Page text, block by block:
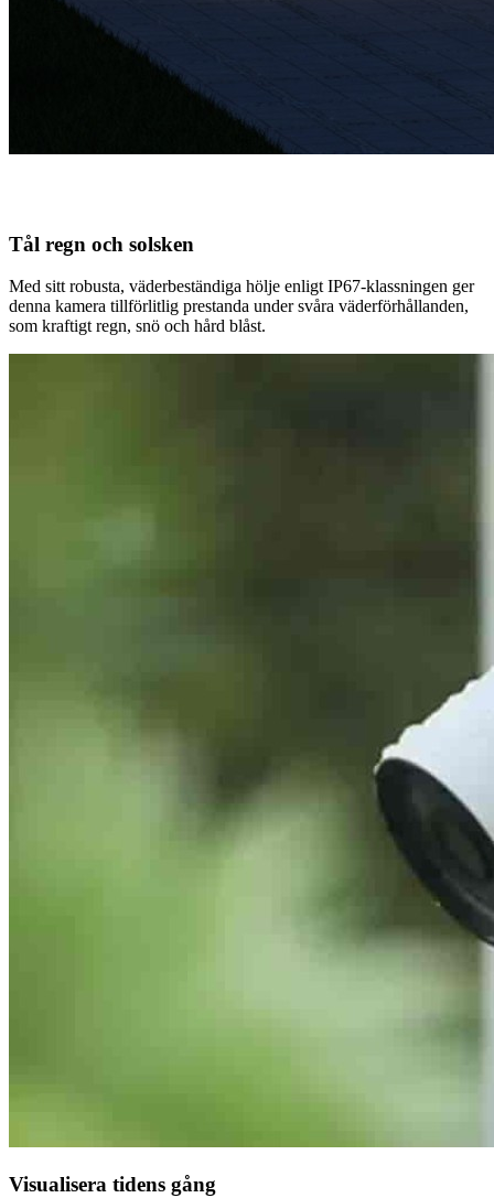
Tål regn och solsken
Med sitt robusta, väderbeständiga hölje enligt IP67-klassningen ger
denna kamera tillförlitlig prestanda under svåra väderförhållanden,
som kraftigt regn, snö och hård blåst.
Visualisera tidens gång